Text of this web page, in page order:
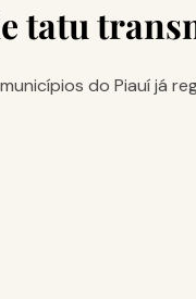
tatu
do Piauí já